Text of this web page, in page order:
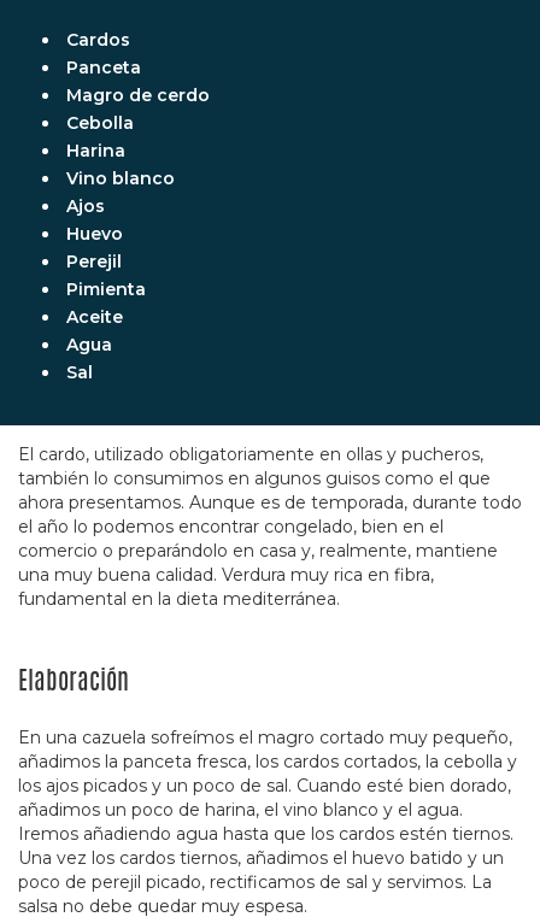
Cardos
Panceta
Magro de cerdo
Cebolla
Harina
Vino blanco
Ajos
Huevo
Perejil
Pimienta
Aceite
Agua
Sal
El cardo, utilizado obligatoriamente en ollas y pucheros,
también lo consumimos en algunos guisos como el que
ahora presentamos. Aunque es de temporada, durante todo
el año lo podemos encontrar congelado, bien en el
comercio o preparándolo en casa y, realmente, mantiene
una muy buena calidad. Verdura muy rica en fibra,
fundamental en la dieta mediterránea.
Elaboración
En una cazuela sofreímos el magro cortado muy pequeño,
añadimos la panceta fresca, los cardos cortados, la cebolla y
los ajos picados y un poco de sal. Cuando esté bien dorado,
añadimos un poco de harina, el vino blanco y el agua.
Iremos añadiendo agua hasta que los cardos estén tiernos.
Una vez los cardos tiernos, añadimos el huevo batido y un
poco de perejil picado, rectificamos de sal y servimos. La
salsa no debe quedar muy espesa.